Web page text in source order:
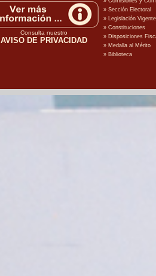
Consulta nuestro
AVISO DE PRIVACIDAD